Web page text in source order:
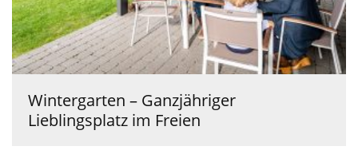
Wintergarten – Ganzjähriger
Lieblingsplatz im Freien